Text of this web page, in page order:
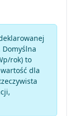
Domyślna
rok) to
dla